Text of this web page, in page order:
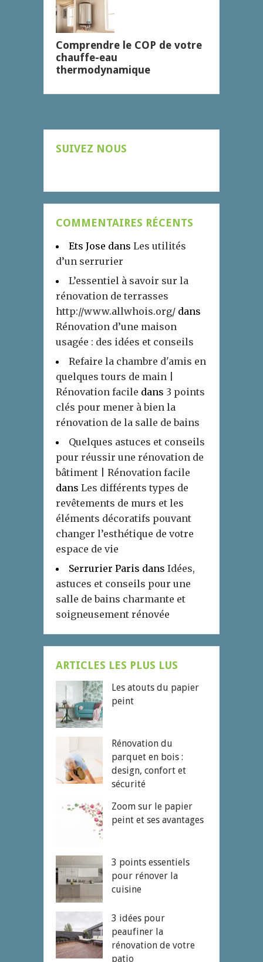
Comprendre le COP de votre
chauffe-eau
thermodynamique
SUIVEZ NOUS
COMMENTAIRES RÉCENTS
Ets Jose dans Les utilités
d’un serrurier
L’essentiel à savoir sur la
rénovation de terrasses
http://www.allwhois.org/ dans
Rénovation d’une maison
usagée : des idées et conseils
Refaire la chambre d'amis en
quelques tours de main |
Rénovation facile dans 3 points
clés pour mener à bien la
rénovation de la salle de bains
Quelques astuces et conseils
pour réussir une rénovation de
bâtiment | Rénovation facile
dans Les différents types de
revêtements de murs et les
éléments décoratifs pouvant
changer l’esthétique de votre
espace de vie
Serrurier Paris dans Idées,
astuces et conseils pour une
salle de bains charmante et
soigneusement rénovée
ARTICLES LES PLUS LUS
Les atouts du papier
peint
Rénovation du
parquet en bois :
design, confort et
sécurité
Zoom sur le papier
peint et ses avantages
3 points essentiels
pour rénover la
cuisine
3 idées pour
peaufiner la
rénovation de votre
patio